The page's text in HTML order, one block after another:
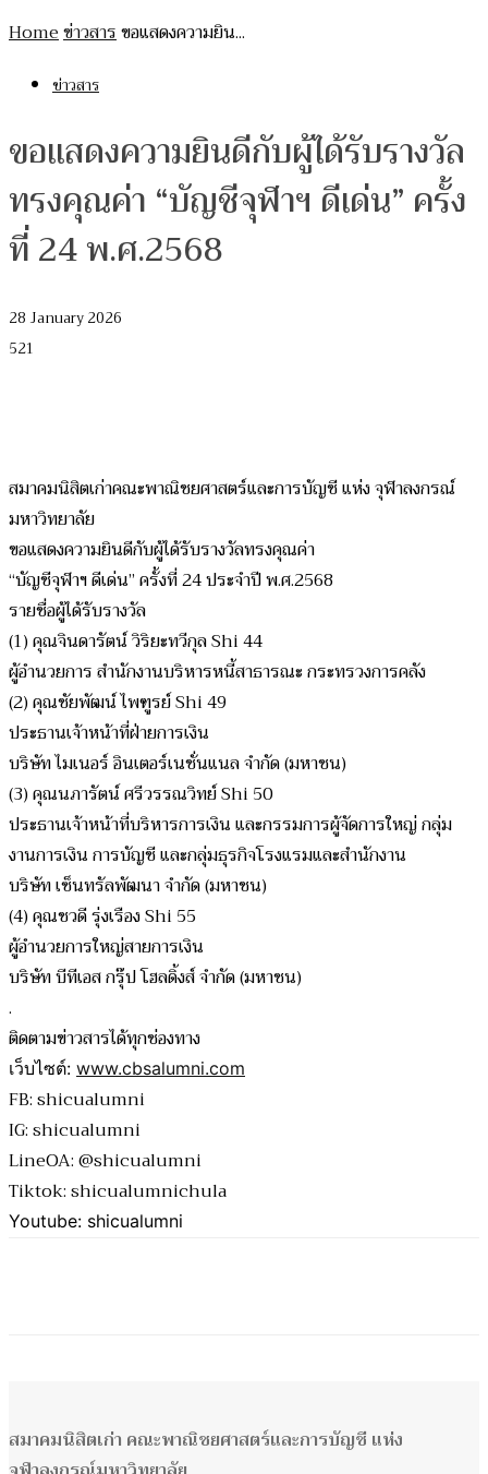
Homeข่าวสารขอแสดงความยิน...
ข่าวสาร
ขอแสดงความยินดีกับผู้ได้รับรางวัล
ทรงคุณค่า “บัญชีจุฬาฯ ดีเด่น” ครั้ง
ที่ 24 พ.ศ.2568
28 January 2026
521
สมาคมนิสิตเก่าคณะพาณิชยศาสตร์และการบัญชี แห่ง จุฬาลงกรณ์
มหาวิทยาลัย
ขอแสดงความยินดีกับผู้ได้รับรางวัลทรงคุณค่า
“บัญชีจุฬาฯ ดีเด่น” ครั้งที่ 24 ประจำปี พ.ศ.2568
รายชื่อผู้ได้รับรางวัล
(1) คุณจินดารัตน์ วิริยะทวีกุล Shi 44
ผู้อำนวยการ สำนักงานบริหารหนี้สาธารณะ กระทรวงการคลัง
(2) คุณชัยพัฒน์ ไพฑูรย์ Shi 49
ประธานเจ้าหน้าที่ฝ่ายการเงิน
บริษัท ไมเนอร์ อินเตอร์เนชั่นแนล จำกัด (มหาชน)
(3) คุณนภารัตน์ ศรีวรรณวิทย์ Shi 50
ประธานเจ้าหน้าที่บริหารการเงิน และกรรมการผู้จัดการใหญ่ กลุ่ม
งานการเงิน การบัญชี และกลุ่มธุรกิจโรงแรมและสำนักงาน
บริษัท เซ็นทรัลพัฒนา จำกัด (มหาชน)
(4) คุณชวดี รุ่งเรือง Shi 55
ผู้อำนวยการใหญ่สายการเงิน
บริษัท บีทีเอส กรุ๊ป โฮลดิ้งส์ จำกัด (มหาชน)
.
ติดตามข่าวสารได้ทุกช่องทาง
เว็บไซต์: www.cbsalumni.com
FB: shicualumni
IG: shicualumni
LineOA: @shicualumni
Tiktok: shicualumnichula
Youtube: shicualumni
สมาคมนิสิตเก่า คณะพาณิชยศาสตร์และการบัญชี แห่ง